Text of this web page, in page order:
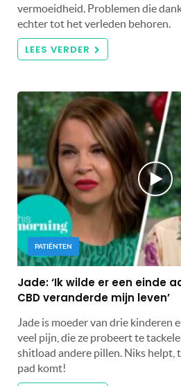
vermoeidheid. Problemen die
echter tot het verleden behoren.
LEES VERDER
PATIËNTEN
Jade: ‘Ik wilde er een einde
CBD veranderde mijn leven’
Jade is moeder van drie kinderen
veel pijn, die ze probeert te
shitload andere pillen. Niks helpt,
pad komt!